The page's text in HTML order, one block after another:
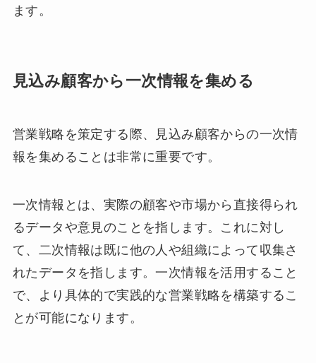
ます。
見込み顧客から一次情報を集める
営業戦略を策定する際、見込み顧客からの一次情
報を集めることは非常に重要です。
一次情報とは、実際の顧客や市場から直接得られ
るデータや意見のことを指します。これに対し
て、二次情報は既に他の人や組織によって収集さ
れたデータを指します。一次情報を活用すること
で、より具体的で実践的な営業戦略を構築するこ
とが可能になります。